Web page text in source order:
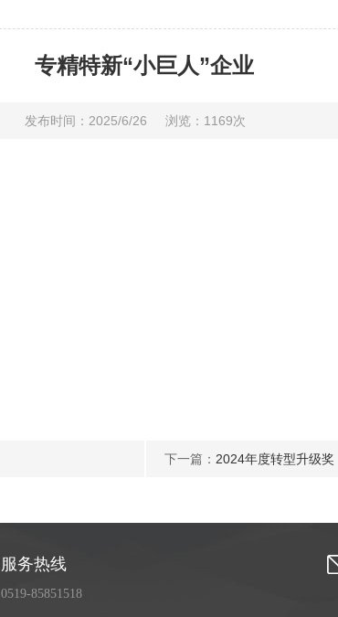
专精特新“小巨人”企业
发布时间：2025/6/26 浏览：1169次
下一篇： 2024年度转型升级奖
服务热线
0519-85851518